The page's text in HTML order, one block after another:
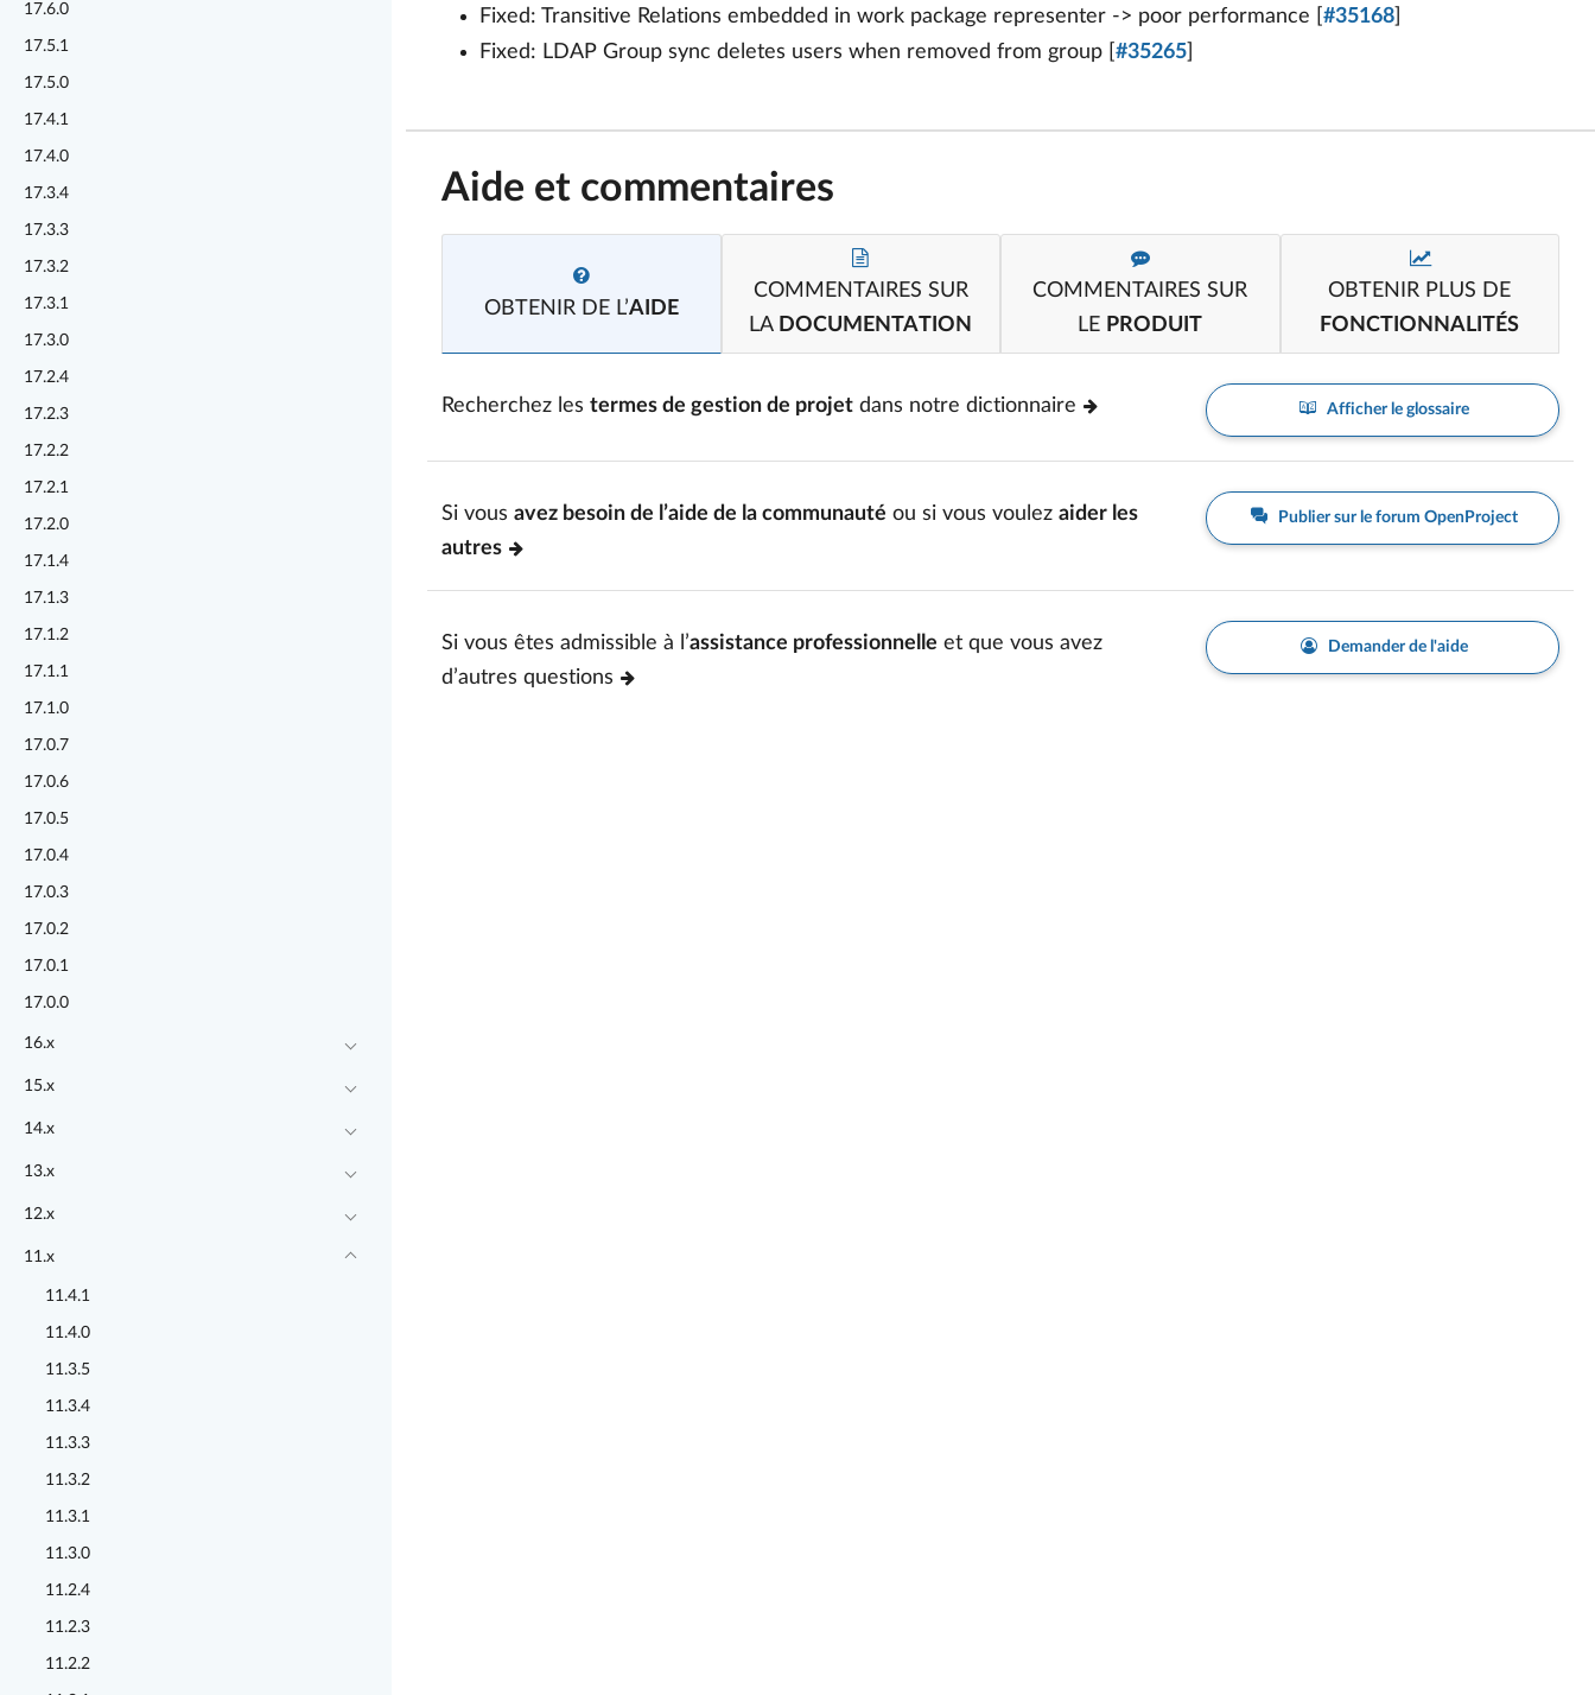
17.6.0
17.5.1
17.5.0
17.4.1
17.4.0
17.3.4
17.3.3
17.3.2
17.3.1
17.3.0
17.2.4
17.2.3
17.2.2
17.2.1
17.2.0
17.1.4
17.1.3
17.1.2
17.1.1
17.1.0
17.0.7
17.0.6
17.0.5
17.0.4
17.0.3
17.0.2
17.0.1
17.0.0
16.x
15.x
14.x
13.x
12.x
11.x
11.4.1
11.4.0
11.3.5
11.3.4
11.3.3
11.3.2
11.3.1
11.3.0
11.2.4
11.2.3
11.2.2
Fixed: Transitive Relations embedded in work package representer -> poor performance [ #35168
Fixed: LDAP Group sync deletes users when removed from group [ #35265
Aide et commentaires
OBTENIR DE L’AIDE
COMMENTAIRES SUR
LA DOCUMENTATION
COMMENTAIRES SUR
LE PRODUIT
OBTENIR PLUS DE
FONCTIONNALITÉS
Recherchez les termes de gestion de projet dans notre dictionnaire Afficher le glossaire
Si vous avez besoin de l’aide de la communauté ou si vous voulez aider les
autres
Publier sur le forum OpenProject
Si vous êtes admissible à l’assistance professionnelle et que vous avez
d’autres questions
Demander de l'aide